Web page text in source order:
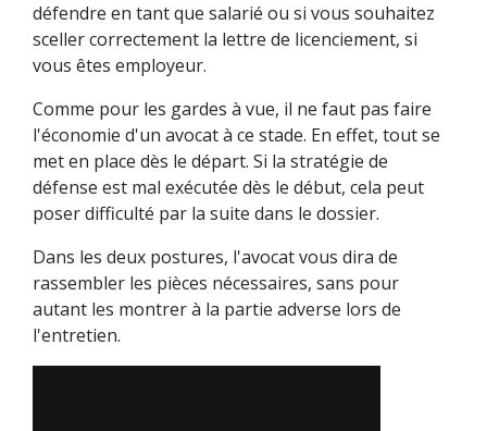
défendre en tant que salarié ou si vous souhaitez
sceller correctement la lettre de licenciement, si
vous êtes employeur.
Comme pour les gardes à vue, il ne faut pas faire
l'économie d'un avocat à ce stade. En effet, tout se
met en place dès le départ. Si la stratégie de
défense est mal exécutée dès le début, cela peut
poser difficulté par la suite dans le dossier.
Dans les deux postures, l'avocat vous dira de
rassembler les pièces nécessaires, sans pour
autant les montrer à la partie adverse lors de
l'entretien.